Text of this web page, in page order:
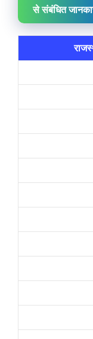
से संबंधित